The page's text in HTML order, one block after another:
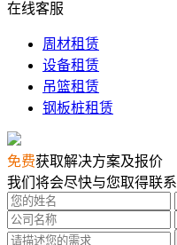
在线客服
周材租赁
设备租赁
吊篮租赁
钢板桩租赁
免费获取解决方案及报价
我们将会尽快与您取得联系